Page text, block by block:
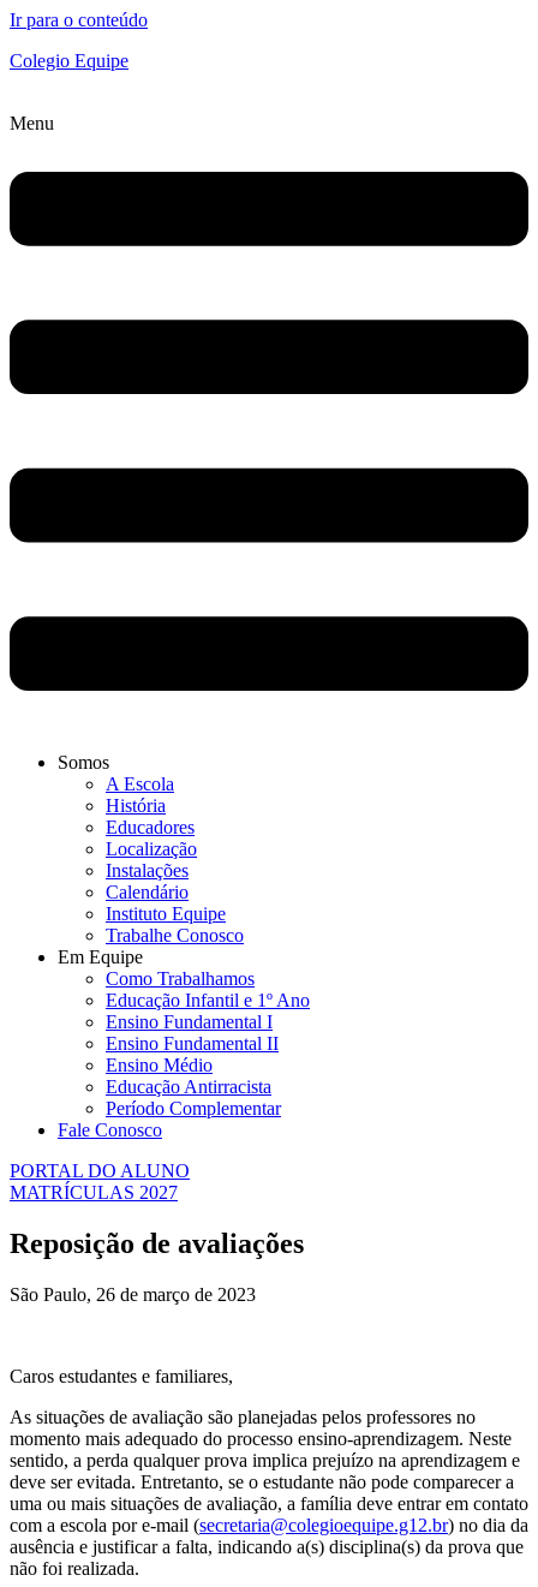
Ir para o conteúdo
Colegio Equipe
Menu
Somos
A Escola
História
Educadores
Localização
Instalações
Calendário
Instituto Equipe
Trabalhe Conosco
Em Equipe
Como Trabalhamos
Educação Infantil e 1º Ano
Ensino Fundamental I
Ensino Fundamental II
Ensino Médio
Educação Antirracista
Período Complementar
Fale Conosco
PORTAL DO ALUNO
MATRÍCULAS 2027
Reposição de avaliações
São Paulo, 26 de março de 2023
Caros estudantes e familiares,
As situações de avaliação são planejadas pelos professores no
momento mais adequado do processo ensino-aprendizagem. Neste
sentido, a perda qualquer prova implica prejuízo na aprendizagem e
deve ser evitada. Entretanto, se o estudante não pode comparecer a
uma ou mais situações de avaliação, a família deve entrar em contato
com a escola por e-mail (secretaria@colegioequipe.g12.br) no dia da
ausência e justificar a falta, indicando a(s) disciplina(s) da prova que
não foi realizada.